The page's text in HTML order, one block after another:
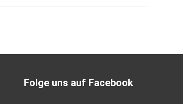
Folge uns auf Facebook